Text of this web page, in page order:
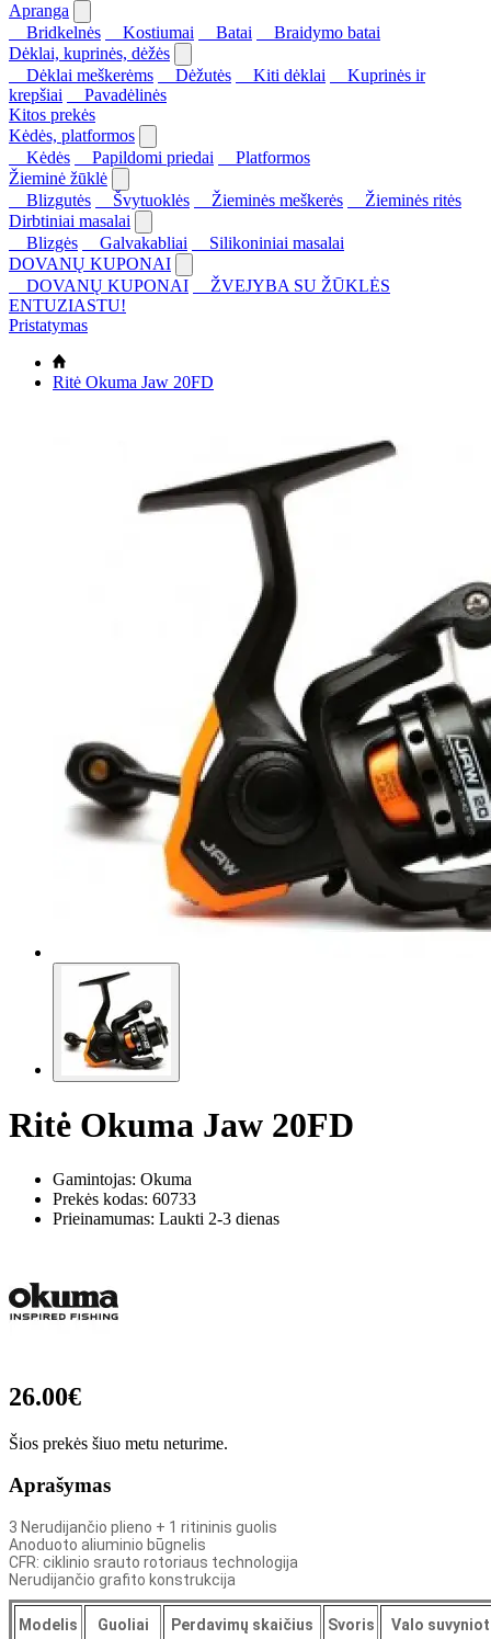
Apranga
Bridkelnės
Kostiumai Batai
Braidymo batai
Dėklai, kuprinės, dėžės
Dėklai meškerėms
Dėžutės Kiti dėklai
Kuprinės ir
krepšiai
Pavadėlinės
Kitos prekės
Kėdės, platformos
Kėdės
Papildomi priedai
Platformos
Žieminė žūklė
Blizgutės
Švytuoklės Žieminės meškerės
Žieminės ritės
Dirbtiniai masalai
Blizgės
Galvakabliai
Silikoniniai masalai
DOVANŲ KUPONAI
DOVANŲ KUPONAI
ŽVEJYBA SU ŽŪKLĖS
ENTUZIASTU!
Pristatymas
Ritė Okuma Jaw 20FD
Ritė Okuma Jaw 20FD
Gamintojas: Okuma
Prekės kodas: 60733
Prieinamumas: Laukti 2-3 dienas
26.00€
Šios prekės šiuo metu neturime.
Aprašymas
3 Nerudijančio plieno + 1 ritininis guolis
Anoduoto aliuminio būgnelis
CFR: ciklinio srauto rotoriaus technologija
Nerudijančio grafito konstrukcija
Modelis Guoliai Perdavimų skaičius Svoris Valo